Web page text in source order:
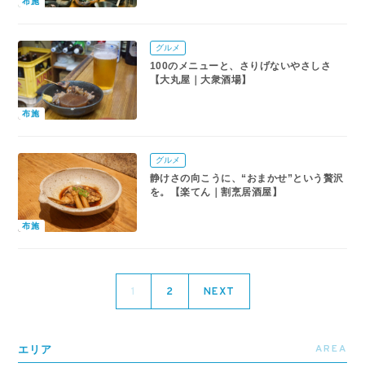
布施
グルメ
100のメニューと、さりげないやさしさ
【大丸屋｜大衆酒場】
布施
グルメ
静けさの向こうに、“おまかせ”という贅沢
を。【楽てん｜割烹居酒屋】
1 2 NEXT
エリア AREA